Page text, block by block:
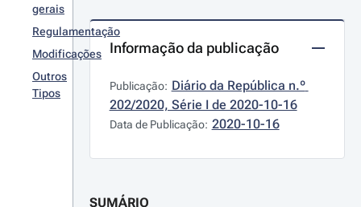
gerais
Regulamentação
Modificações
Outros
Tipos
Informação da publicação
Publicação: Diário da República n.º
202/2020, Série I de 2020-10-16
Data de Publicação: 2020-10-16
SUMÁRIO